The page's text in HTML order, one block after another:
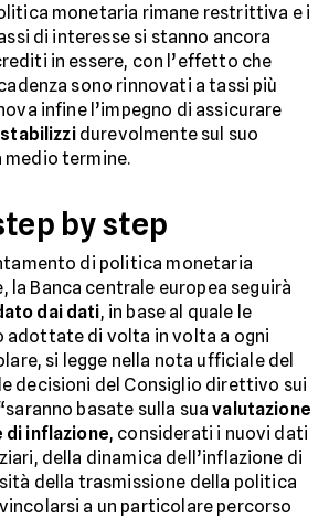
monetaria rimane restrittiva e i
di interesse si stanno ancora
in essere, con l’effetto che
sono rinnovati a tassi più
infine l’impegno di assicurare
stabilizzidurevolmente sul suo
medio termine.
by step
di politica monetaria
la Banca centrale europea seguirà
dai dati, in base al quale le
adottate di volta in volta a ogni
si legge nella nota ufficiale del
decisioni del Consiglio direttivo sui
basate sulla suavalutazione
inflazione, considerati i nuovi dati
della dinamica dell’inflazione di
della trasmissione della politica
a un particolare percorso